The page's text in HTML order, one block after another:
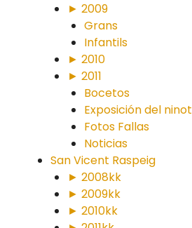
► 2009
Grans
Infantils
► 2010
► 2011
Bocetos
Exposición del ninot
Fotos Fallas
Noticias
San Vicent Raspeig
► 2008kk
► 2009kk
► 2010kk